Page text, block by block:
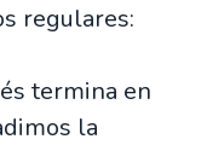
regulares:
termina en
la